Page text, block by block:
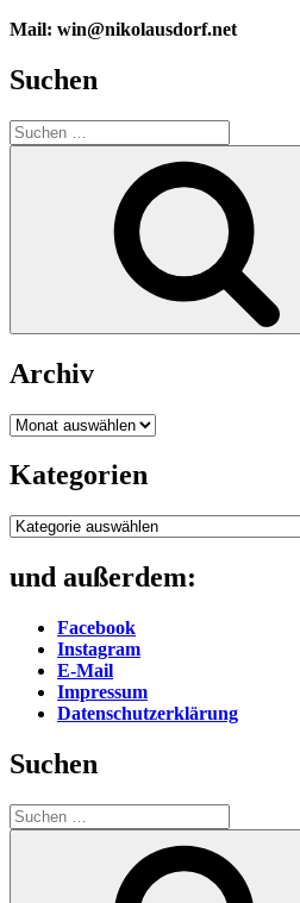
Mail: win@nikolausdorf.net
Suchen
Suche
nach:
Archiv
Archiv
Kategorien
Kategorien
und außerdem:
Facebook
Instagram
E-Mail
Impressum
Datenschutzerklärung
Suchen
Suche
nach: